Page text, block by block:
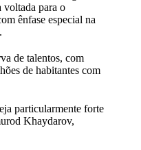
voltada para o
ênfase especial na
de talentos, com
de habitantes com
particularmente forte
Khaydarov,